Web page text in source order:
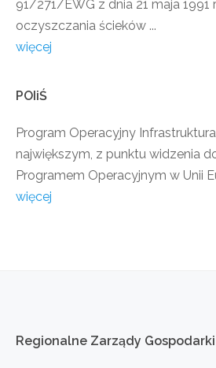
91/271/EWG z dnia 21 maja
oczyszczania ścieków ...
więcej
POIiŚ
Program Operacyjny
największym, z punktu widzenia
Programem Operacyjnym w Unii
więcej
Regionalne Zarządy Gospodarki